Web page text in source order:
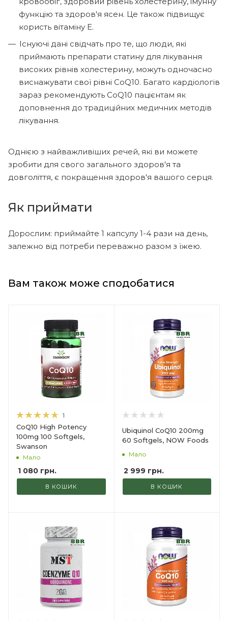
функцію та здоров'я ясен. Це також підвищує
користь вітаміну Е.
Існуючі дані свідчать про те, що люди, які
приймають препарати статину для лікування
високих рівнів холестерину, можуть одночасно
виснажувати свої рівні CoQ10. Багато кардіологів
зараз рекомендують CoQ10 пацієнтам як
доповнення до традиційних медичних методів
лікування.
Однією з найважливіших речей, які ви можете
зробити для свого загального здоров'я та
довголіття, є покращення здоров'я вашого серця.
Як приймати
Дорослим: приймайте 1 капсулу 1-4 рази на день,
залежно від потреби переважно разом з їжею.
Вам також може сподобатися
1
CoQ10 High Potency
100mg 100 Softgels,
Swanson
Мало
1 080 грн.
В КОШИК
Ubiquinol CoQ10 200mg
60 Softgels, NOW Foods
Мало
2 999 грн.
В КОШИК